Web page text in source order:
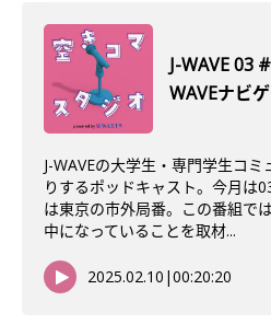
J-WAVE 03
WAVEナビ
J-WAVEの大学生・専門学生コ
りするポッドキャスト。今月は
は東京の市外局番。この番組で
中になっていることを取材...
2025.02.10 |00:20:20